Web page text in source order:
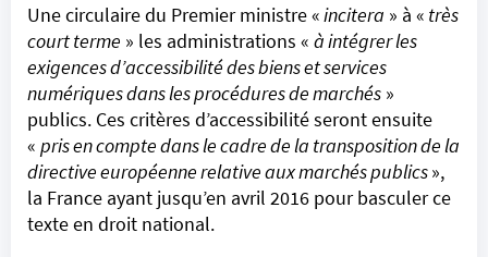
Une circulaire du Premier ministre «incitera » à « très
court terme » les administrations « à intégrer les
exigences d’accessibilité des biens et services
numériques dans les procédures de marchés »
publics. Ces critères d’accessibilité seront ensuite
« pris en compte dans le cadre de la transposition de la
directive européenne relative aux marchés publics»,
la France ayant jusqu’en avril 2016 pour basculerce
texteen droit national.